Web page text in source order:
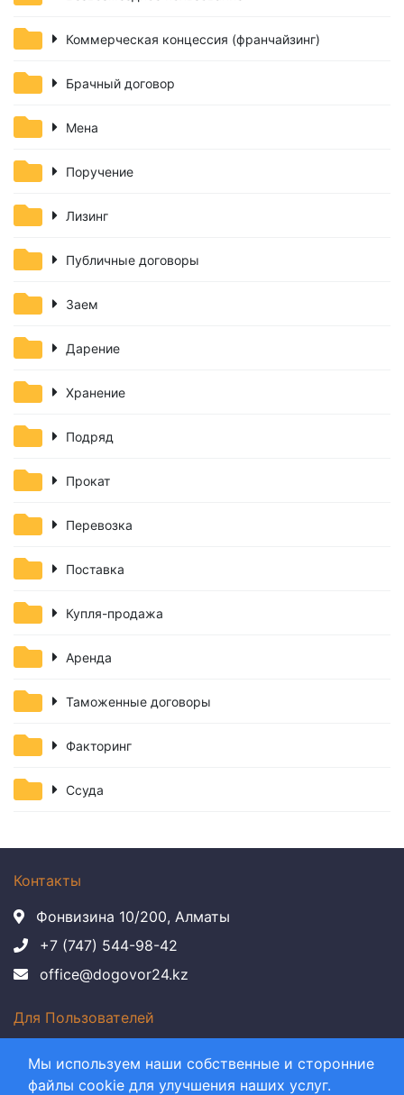
Коммерческая концессия (франчайзинг)
Брачный договор
Мена
Поручение
Лизинг
Публичные договоры
Заем
Дарение
Хранение
Подряд
Прокат
Перевозка
Поставка
Купля-продажа
Аренда
Таможенные договоры
Факторинг
Ссуда
Мы используем наши собственные и сторонние
файлы cookie для улучшения наших услуг.
Контакты
Фонвизина 10/200, Алматы
+7 (747) 544-98-42
office@dogovor24.kz
Для Пользователей
Политика конфиденциальности
Правила пользования Сайтом